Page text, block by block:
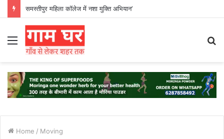
समस्तीपुर महिला कॉलेज में नशा मुक्ति अभियान’
Menu
Home / Moving